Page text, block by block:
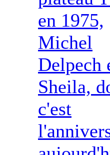
en 1975,
Michel
Delpech
Sheila,
c'est